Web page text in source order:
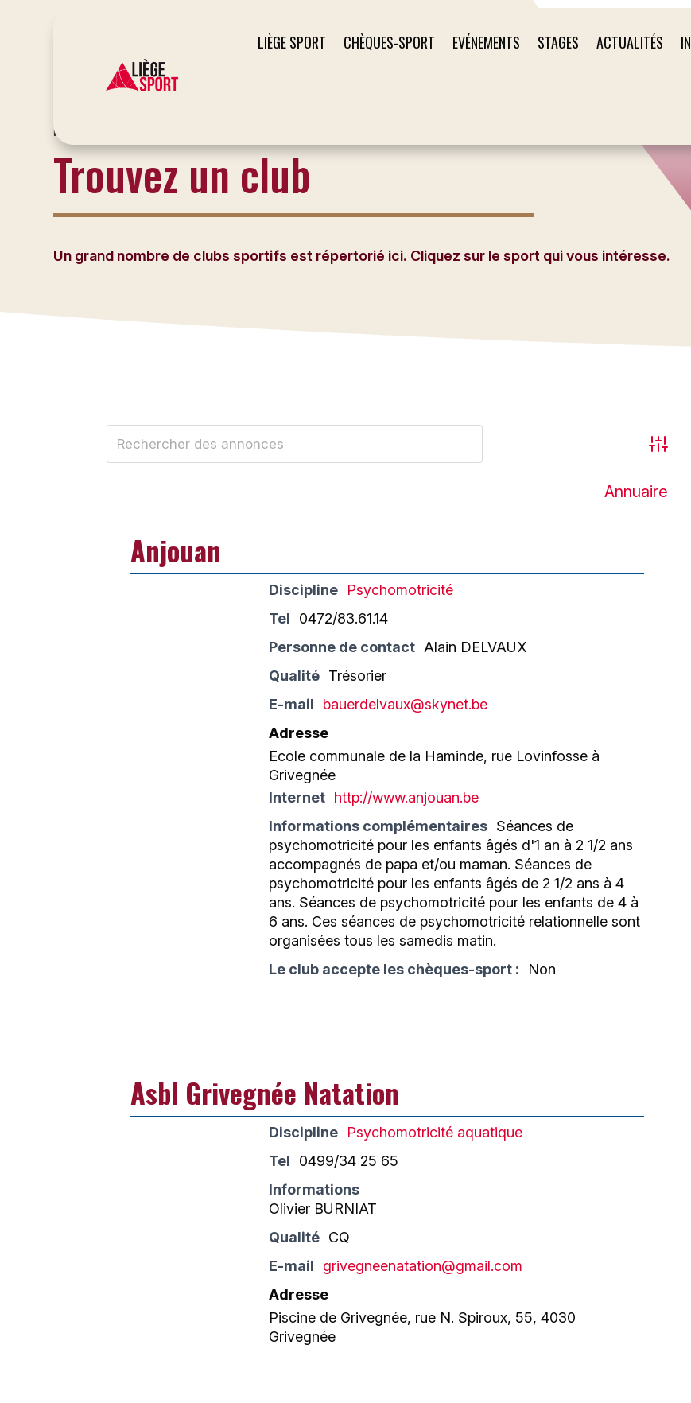
LIÈGE SPORT CHÈQUES-SPORT EVÉNEMENTS STAGES ACTUALITÉS
LE SITE DU SPORT À LIÈGE
Trouvez un club
Un grand nombre de clubs sportifs est répertorié ici. Cliquez sur le sport qui vous intéresse.
Annuaire
Anjouan
Discipline
Psychomotricité
Tel
0472/83.61.14
Personne de contact Alain DELVAUX
Qualité Trésorier
E-mail
bauerdelvaux@skynet.be
Adresse
Ecole communale de la Haminde, rue Lovinfosse à
Grivegnée
Internet http://www.anjouan.be
Informations complémentaires Séances de
psychomotricité pour les enfants âgés d'1 an à 2 1/2 ans
accompagnés de papa et/ou maman. Séances de
psychomotricité pour les enfants âgés de 2 1/2 ans à 4
ans. Séances de psychomotricité pour les enfants de 4 à
6 ans. Ces séances de psychomotricité relationnelle sont
organisées tous les samedis matin.
Le club accepte les chèques-sport :
Non
Asbl Grivegnée Natation
Discipline
Psychomotricité aquatique
Tel
0499/34 25 65
Informations
Olivier BURNIAT
Qualité CQ
E-mail
grivegneenatation@gmail.com
Adresse
Piscine de Grivegnée, rue N. Spiroux, 55, 4030
Grivegnée